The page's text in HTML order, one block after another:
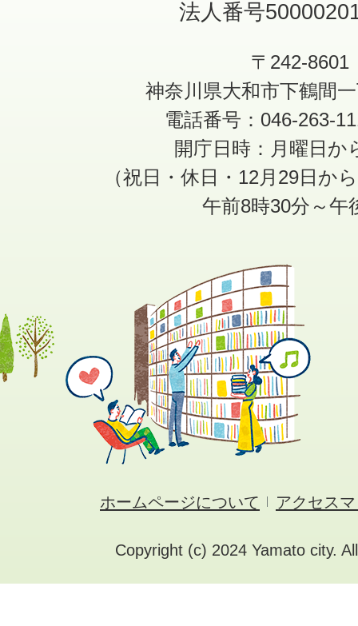
法人番号
〒242-8601
神奈川県大和市下鶴間
電話番号：046-263-
開庁日時：月曜日か
（祝日・休日・12月29日か
午前8時30分～午
ホームページについて アクセス
Copyright (c) 2024 Yamato city.